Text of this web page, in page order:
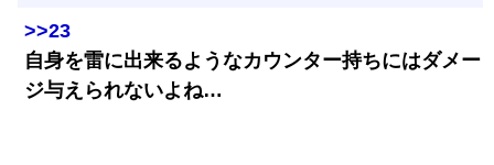
>>23
自身を雷に出来るようなカウンター持ちにはダメー
ジ与えられないよね…